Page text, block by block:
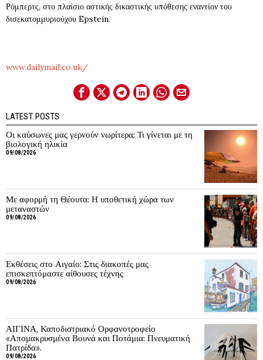
Ρόμπερτς, στο πλαίσιο αστικής δικαστικής υπόθεσης εναντίον του
δισεκατομμυριούχου Epstein.
www.dailymail.co.uk/
LATEST POSTS
Οι καύσωνες μας γερνούν νωρίτερα; Τι γίνεται με τη
βιολογική ηλικία
09/08/2026
Με αφορμή τη Θέουτα: Η υποθετική χώρα των
μεταναστών
09/08/2026
Εκθέσεις στο Αιγαίο: Στις διακοπές μας
επισκεπτόμαστε αίθουσες τέχνης
09/08/2026
ΑΙΓΙΝΑ, Καποδιστριακό Ορφανοτροφείο
«Απομακρυσμένα Βουνά και Ποτάμια: Πνευματική
Πατρίδα».
09/08/2026